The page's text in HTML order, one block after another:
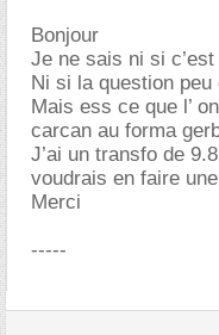
Bonjour
Je ne sais ni si
Ni si la question peu
Mais ess ce que l’
carcan au forma
J’ai un transfo de
voudrais en faire
Merci
-----